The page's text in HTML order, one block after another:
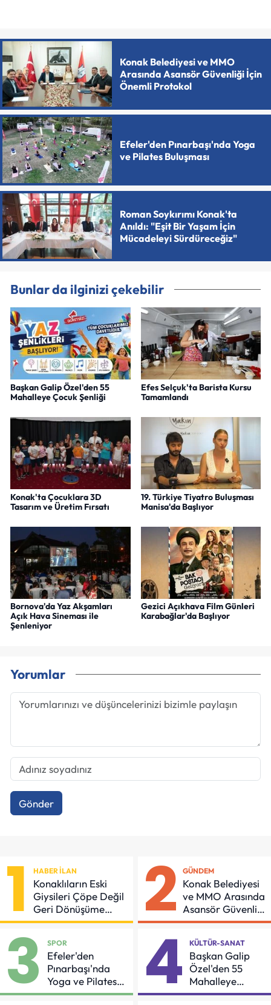
Konak Belediyesi ve MMO
Arasında Asansör Güvenliği İçin
Önemli Protokol
Efeler'den Pınarbaşı'nda Yoga
ve Pilates Buluşması
Roman Soykırımı Konak'ta
Anıldı: "Eşit Bir Yaşam İçin
Mücadeleyi Sürdüreceğiz"
Bunlar da ilginizi çekebilir
Başkan Galip Özel'den 55
Mahalleye Çocuk Şenliği
Efes Selçuk'ta Barista Kursu
Tamamlandı
Konak'ta Çocuklara 3D
Tasarım ve Üretim Fırsatı
19. Türkiye Tiyatro Buluşması
Manisa'da Başlıyor
Bornova'da Yaz Akşamları
Açık Hava Sineması ile
Şenleniyor
Gezici Açıkhava Film Günleri
Karabağlar'da Başlıyor
Yorumlar
Gönder
1 HABER İLAN
Konaklıların Eski
Giysileri Çöpe Değil
Geri Dönüşüme
Gidiyor
2 GÜNDEM
Konak Belediyesi
ve MMO Arasında
Asansör Güvenliği
İçin Önemli
3 SPOR
Efeler'den
Pınarbaşı'nda
Yoga ve Pilates
Buluşması
4 KÜLTÜR-SANAT
Başkan Galip
Özel'den 55
Mahalleye
Çocuk Şenliği